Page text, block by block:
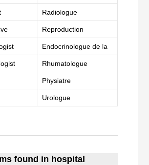
Radiologue
Reproduction
Endocrinologue de la
Rhumatologue
Physiatre
Urologue
found in hospital